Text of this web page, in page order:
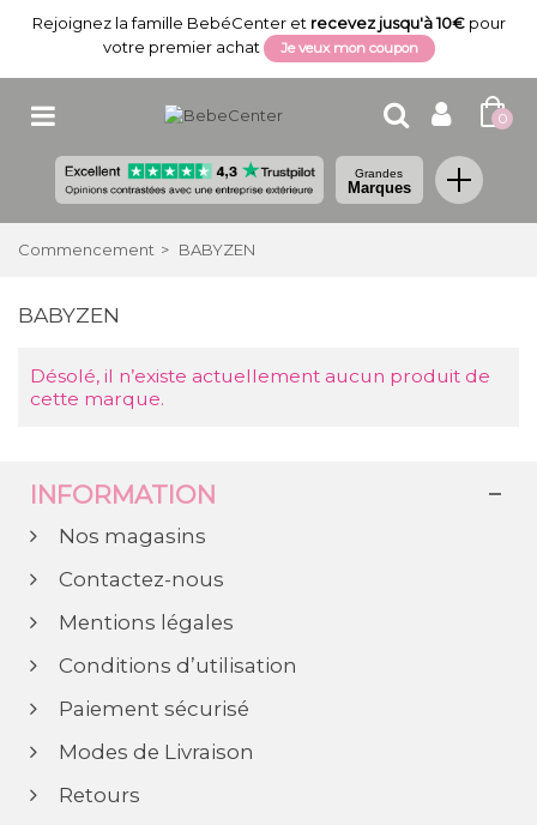
Rejoignez la famille BebéCenter et recevez jusqu'à 10€pour
votre premier achat
Je veux mon coupon
0
Grandes
Marques
Commencement > BABYZEN
BABYZEN
Désolé, il n’existe actuellement aucun produit de
cette marque.
INFORMATION
Nos magasins
Contactez-nous
Mentions légales
Conditions d’utilisation
Paiement sécurisé
Modes de Livraison
Retours